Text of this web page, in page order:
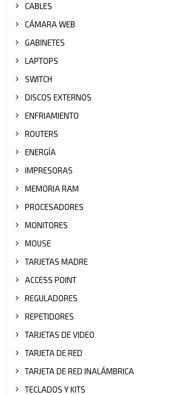
CABLES
CÁMARA WEB
GABINETES
LAPTOPS
SWITCH
DISCOS EXTERNOS
ENFRIAMIENTO
ROUTERS
ENERGÍA
IMPRESORAS
MEMORIA RAM
PROCESADORES
MONITORES
MOUSE
TARJETAS MADRE
ACCESS POINT
REGULADORES
REPETIDORES
TARJETAS DE VIDEO
TARJETA DE RED
TARJETA DE RED INALÁMBRICA
TECLADOS Y KITS